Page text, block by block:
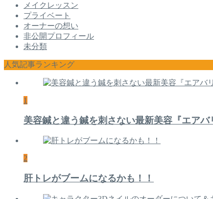
メイクレッスン
プライベート
オーナーの想い
非公開プロフィール
未分類
人気記事ランキング
1
美容鍼と違う鍼を刺さない最新美容『エアバ
2
肝トレがブームになるかも！！